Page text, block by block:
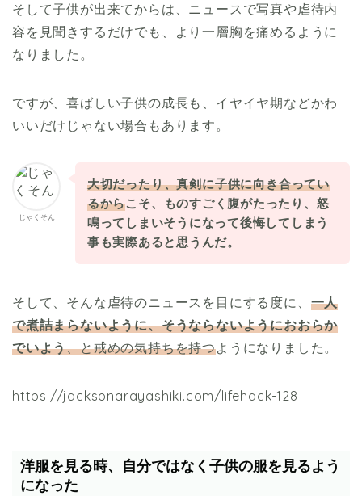
そして子供が出来てからは、ニュースで写真や虐待内
容を見聞きするだけでも、より一層胸を痛めるように
なりました。
ですが、喜ばしい子供の成長も、イヤイヤ期などかわ
いいだけじゃない場合もあります。
じゃくそん
大切だったり、真剣に子供に向き合ってい
るからこそ、ものすごく腹がたったり、怒
鳴ってしまいそうになって後悔してしまう
事も実際あると思うんだ。
そして、そんな虐待のニュースを目にする度に、 一人
で煮詰まらないように、そうならないようにおおらか
でいよう、と戒めの気持ちを持つようになりました。
https://jacksonarayashiki.com/lifehack-128
洋服を見る時、自分ではなく子供の服を見るよう
になった